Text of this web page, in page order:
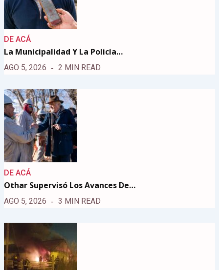
DE ACÁ
La Municipalidad Y La Policía…
AGO 5, 2026 2 MIN READ
DE ACÁ
Othar Supervisó Los Avances De…
AGO 5, 2026 3 MIN READ